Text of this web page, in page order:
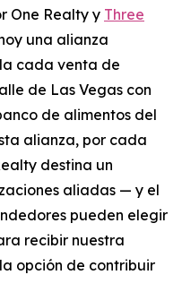
One Realty y Three
una alianza
cada venta de
de Las Vegas con
de alimentos del
alianza, por cada
destina un
aliadas — y el
pueden elegir
recibir nuestra
opción de contribuir